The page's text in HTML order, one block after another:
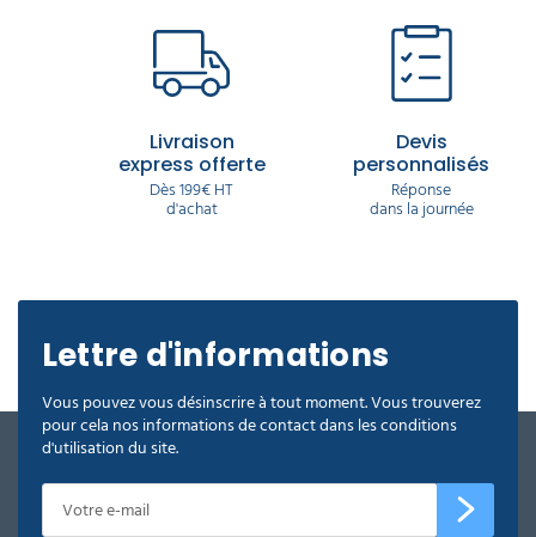
Livraison
express offerte
Dès 199€ HT
d'achat
Devis
personnalisés
Réponse
dans la journée
Lettre d'informations
Vous pouvez vous désinscrire à tout moment. Vous trouverez
pour cela nos informations de contact dans les conditions
d'utilisation du site.